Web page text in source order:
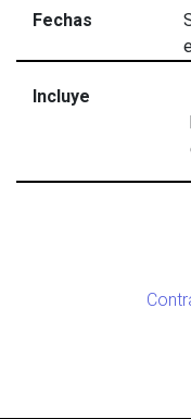
Fechas
Incluye